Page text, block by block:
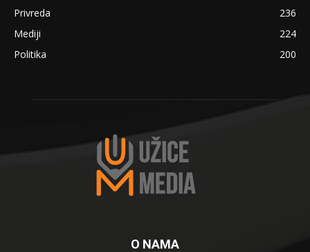
Privreda
236
Mediji
224
Politika
200
O NAMA